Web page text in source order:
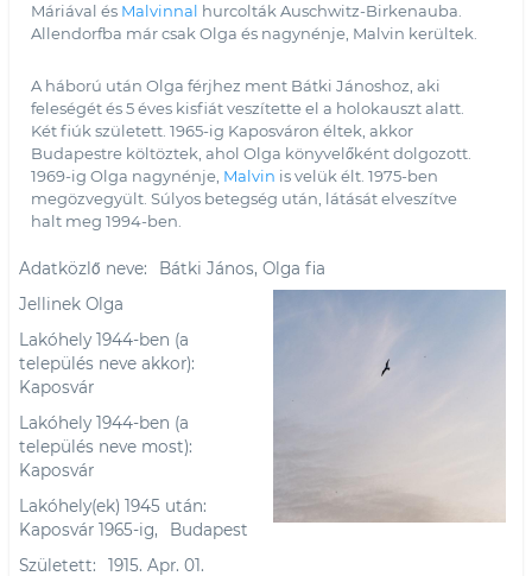
Máriával és Malvinnal hurcolták Auschwitz-Birkenauba.
Allendorfba már csak Olga és nagynénje, Malvin kerültek.
A háború után Olga férjhez ment Bátki Jánoshoz, aki
feleségét és 5 éves kisfiát veszítette el a holokauszt alatt.
Két fiúk született. 1965-ig Kaposváron éltek, akkor
Budapestre költöztek, ahol Olga könyvelőként dolgozott.
1969-ig Olga nagynénje, Malvin is velük élt. 1975-ben
megözvegyült. Súlyos betegség után, látását elveszítve
halt meg 1994-ben.
Adatközlő neve
Bátki János, Olga fia
Jellinek Olga
Lakóhely 1944-ben (a
település neve akkor)
Kaposvár
Lakóhely 1944-ben (a
település neve most)
Kaposvár
Lakóhely(ek) 1945 után
Kaposvár 1965-ig,
Budapest
Született
1915. Apr. 01.